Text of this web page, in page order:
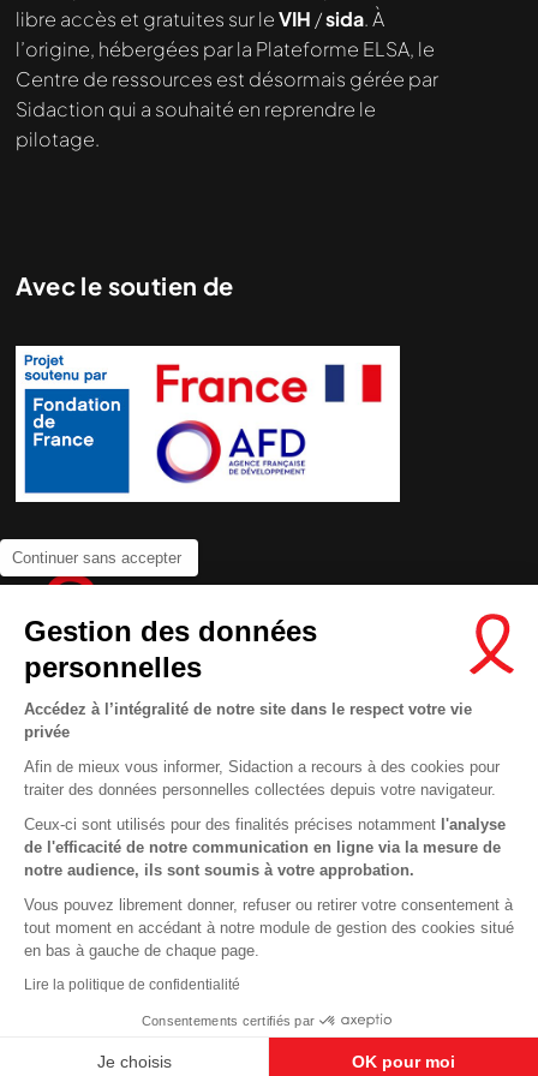
Continuer sans accepter
Gestion des données
personnelles
Accédez à l’intégralité de notre site dans le respect votre vie
privée
Afin de mieux vous informer, Sidaction a recours à des cookies pour
traiter des données personnelles collectées depuis votre navigateur.
Ceux-ci sont utilisés pour des finalités précises notamment l'analyse
de l'efficacité de notre communication en ligne via la mesure de
notre audience, ils sont soumis à votre approbation.
Vous pouvez librement donner, refuser ou retirer votre consentement à
tout moment en accédant à notre module de gestion des cookies situé
en bas à gauche de chaque page.
Lire la politique de confidentialité
Consentements certifiés par
Je choisis OK pour moi
libre accès et gratuites sur leVIH /sida. À
l’origine, hébergées par la Plateforme ELSA, le
Centre de ressources est désormais gérée par
Sidaction qui a souhaité en reprendre le
pilotage.
Avec le soutien de
Newsletter
Nous suivre sur les réseaux :
MENTIONS LÉGALES
This site uses cookies and gives you control over what you want to
En savoir plus